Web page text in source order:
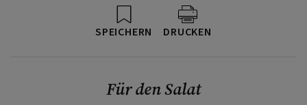
SPEICHERN DRUCKEN
Für den Salat